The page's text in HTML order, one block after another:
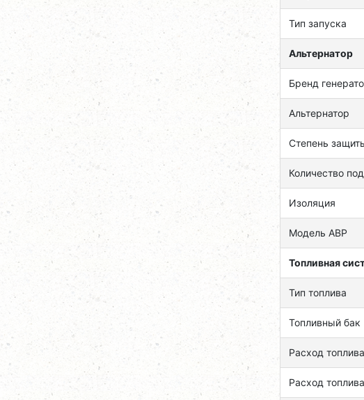
Тип запуска
Альтернатор
Бренд
Альтернатор
Степень
Количество
Изоляция
Модель ABP
Топливная
Тип топлива
Топливный бак
Расход
Расход